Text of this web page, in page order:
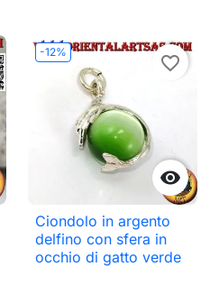
-12%

favorite_border
Ciondolo in argento
delfino con sfera in
occhio di gatto verde